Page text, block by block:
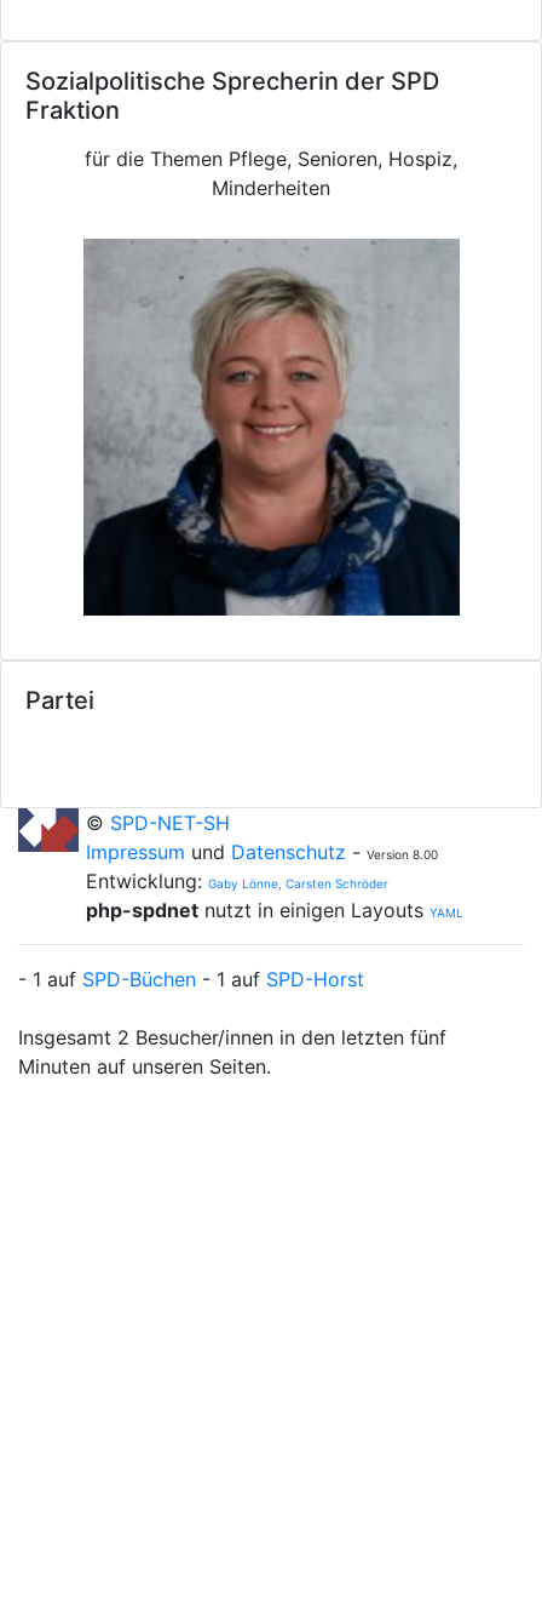
Sozialpolitische Sprecherin der SPD
Fraktion
für die Themen Pflege, Senioren, Hospiz,
Minderheiten
Partei
© SPD-NET-SH
Impressum und Datenschutz - Version 8.00
Entwicklung: Gaby Lönne, Carsten Schröder
php-spdnet nutzt in einigen Layouts YAML
- 1 auf SPD-Büchen - 1 auf SPD-Horst
Insgesamt 2 Besucher/innen in den letzten fünf
Minuten auf unseren Seiten.